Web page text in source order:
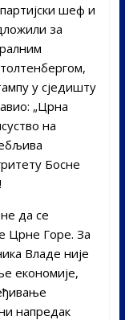
шеф и
за
у сједишту
„Црна
на
Босне
да се
Црне Горе. За
Владе није
економије,
напредак